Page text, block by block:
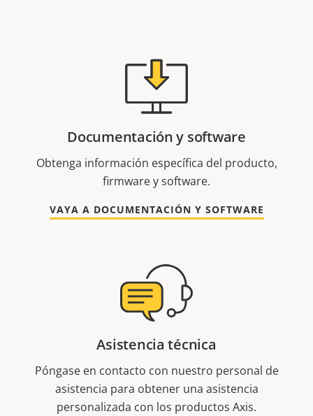
Documentación y software
Obtenga información específica del producto,
firmware y software.
VAYA A DOCUMENTACIÓN Y SOFTWARE
Asistencia técnica
Póngase en contacto con nuestro personal de
asistencia para obtener una asistencia
personalizada con los productos Axis.